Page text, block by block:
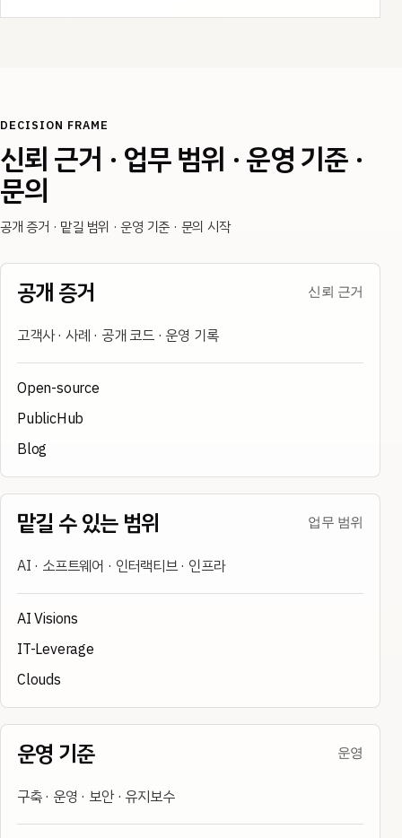
DECISION FRAME
신뢰 근거 · 업무 범위 · 운영 기준 ·
문의
공개 증거 · 맡길 범위 · 운영 기준 · 문의 시작
공개 증거 신뢰 근거
고객사 · 사례 · 공개 코드 · 운영 기록
Open-source
PublicHub
Blog
맡길 수 있는 범위 업무 범위
AI · 소프트웨어 · 인터랙티브 · 인프라
AI Visions
IT-Leverage
Clouds
운영 기준 운영
구축 · 운영 · 보안 · 유지보수